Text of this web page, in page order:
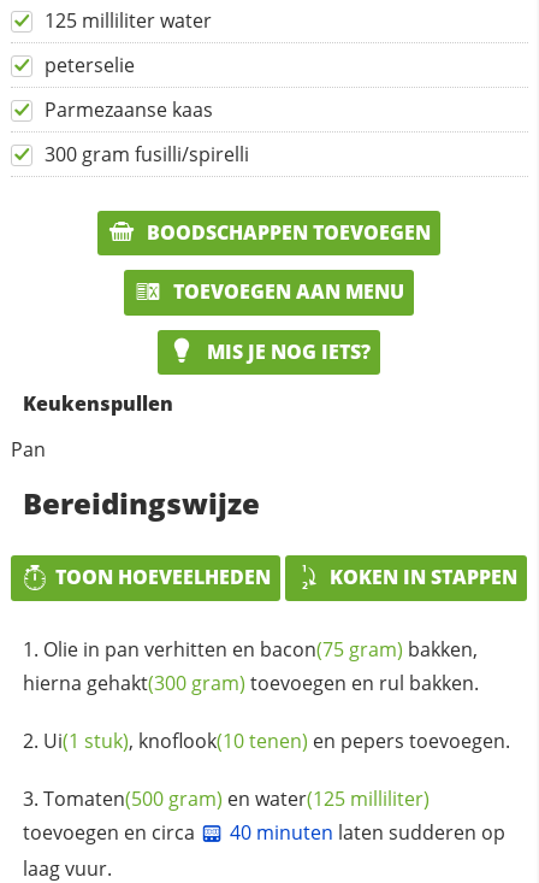
125 milliliter water
peterselie
Parmezaanse kaas
300 gram fusilli/spirelli
BOODSCHAPPEN TOEVOEGEN
TOEVOEGEN AAN MENU
MIS JE NOG IETS?
Keukenspullen
Pan
Bereidingswijze
TOON HOEVEELHEDEN KOKEN IN STAPPEN
Olie in pan verhitten en bacon(75 gram) bakken,
hierna gehakt(300 gram) toevoegen en rul bakken.
Ui(1 stuk), knoflook(10 tenen) en pepers toevoegen.
Tomaten(500 gram) en water(125 milliliter)
toevoegen en circa
40 minuten laten sudderen op
laag vuur.